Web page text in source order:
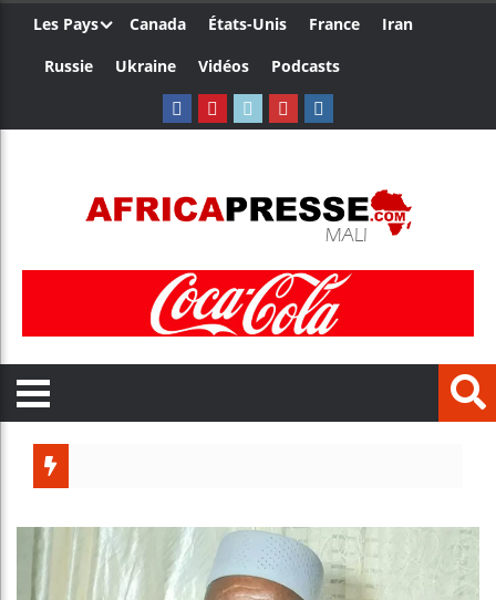
Les Pays Canada États-Unis France
Iran
Russie
Ukraine Vidéos Podcasts